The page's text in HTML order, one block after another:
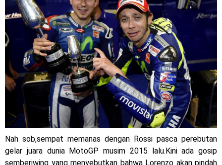
Warna Baru X-Ride 125 Tampil Tangguh dan Fresh Siap
Jelajah Petualangan Tanpa Batas
Yamalube Power XP Matic resmi dirilis untuk skutik Blue
Core 125cc dengan mobilitas tinggi
Yamaha Indonesia Rilis Warna Baru Fazzio Hybrid yang lebih
Eye Catchy & Kece Abis
Sudah pakai diskbrake belakang ! Yamaha Indonesia Resmi
perkenalkan Aerox Alpha 155 Turbo !
Nah sob,sempat memanas dengan Rossi pasca perebutan
gelar juara dunia MotoGP musim 2015 lalu.Kini ada gosip
semberiwing yang menyebutkan bahwa Lorenzo akan pindah